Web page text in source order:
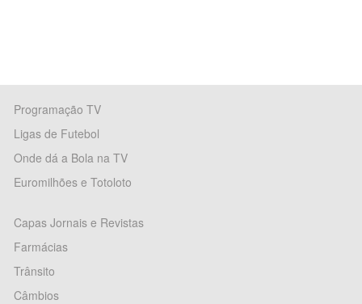
Programação TV
Ligas de Futebol
Onde dá a Bola na TV
Euromilhões e Totoloto
Capas Jornais e Revistas
Farmácias
Trânsito
Câmbios